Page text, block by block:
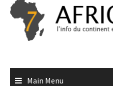
Skip
content
Main Menu